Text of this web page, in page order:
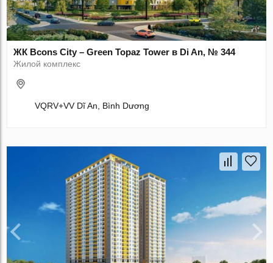
ЖК Bcons City – Green Topaz Tower в Di An, № 344
Жилой комплекс
VQRV+VV Dĩ An, Bình Dương